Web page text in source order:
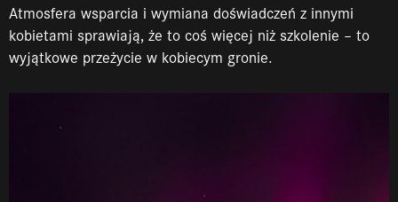
Atmosfera wsparcia i wymiana doświadczeń z innymi
kobietami sprawiają, że to coś więcej niż szkolenie – to
wyjątkowe przeżycie w kobiecym gronie.